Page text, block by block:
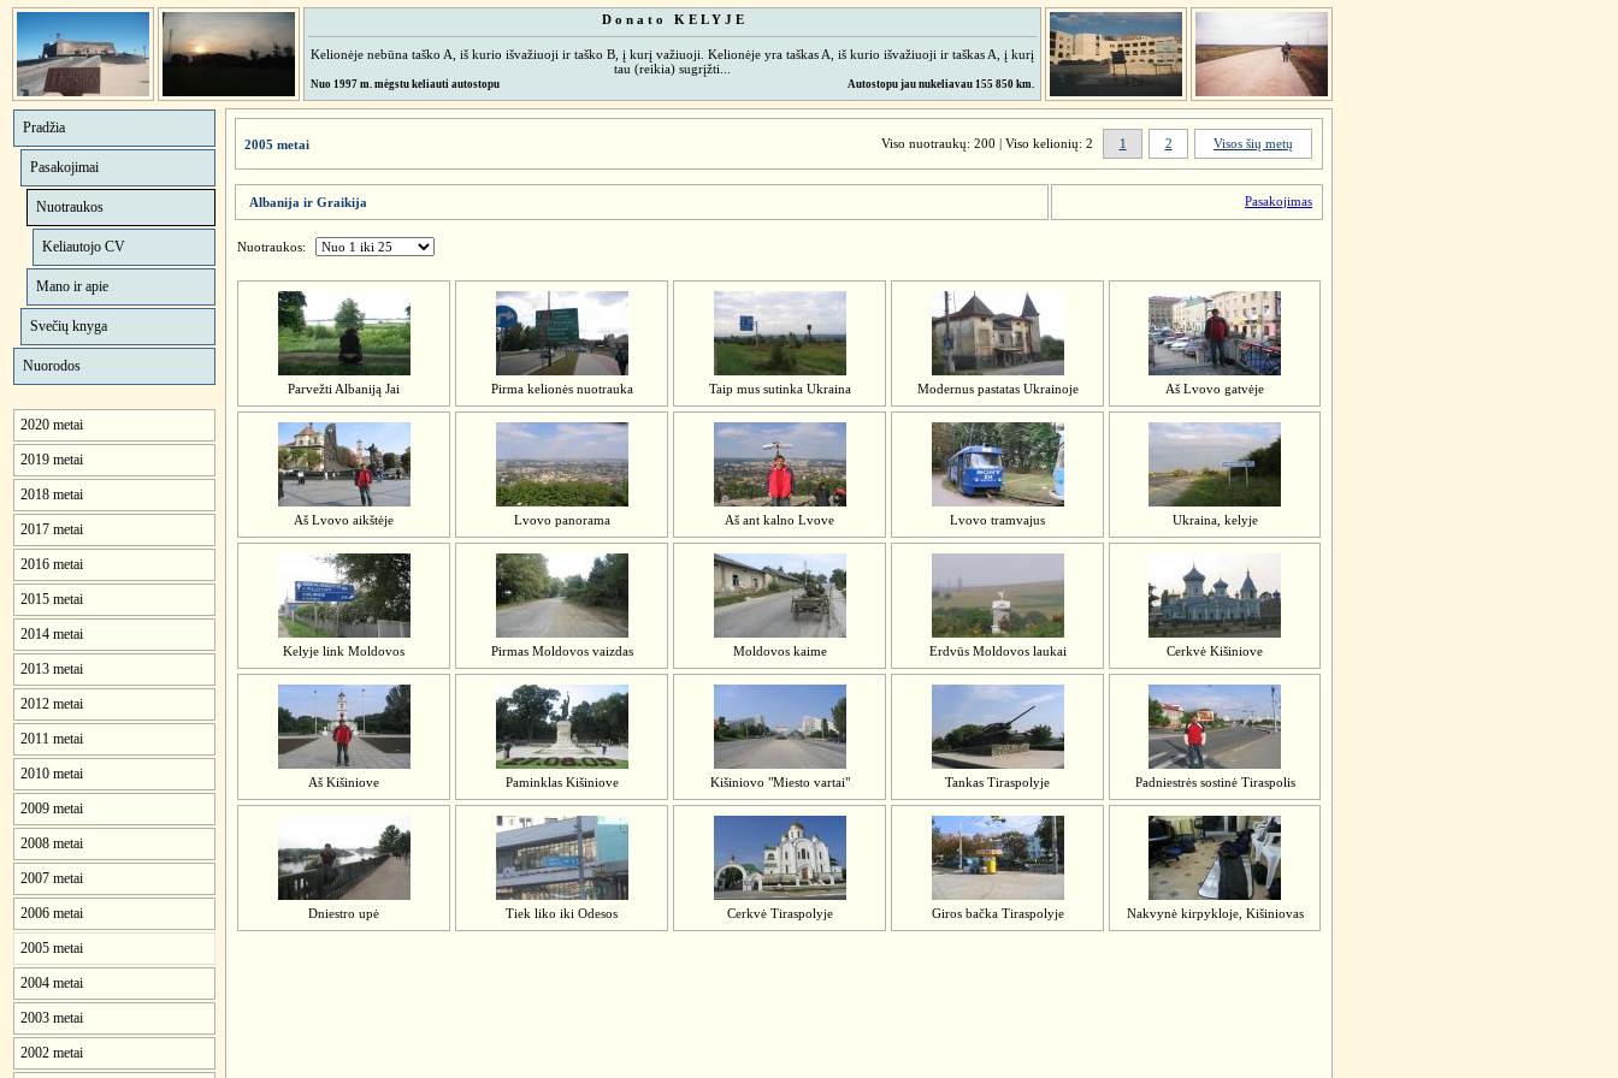
D o n a t o K E L Y J E
Kelionėje nebūna taško A, iš kurio išvažiuoji ir taško B, į kurį važiuoji. Kelionėje yra taškas A, iš kurio išvažiuoji ir taškas A, į kurį
tau (reikia) sugrįžti...
Nuo 1997 m. mėgstu keliauti autostopu Autostopu jau nukeliavau 155 850 km.
Pradžia
Pasakojimai
Nuotraukos
Keliautojo CV
Mano ir apie
Svečių knyga
Nuorodos
2020 metai
2019 metai
2018 metai
2017 metai
2016 metai
2015 metai
2014 metai
2013 metai
2012 metai
2011 metai
2010 metai
2009 metai
2008 metai
2007 metai
2006 metai
2005 metai
2004 metai
2003 metai
2002 metai
2005 metai Viso nuotraukų: 200 | Viso kelionių: 2 1 2 Visos šių metų
Albanija ir Graikija Pasakojimas
Nuotraukos:
Parvežti Albaniją Jai Pirma kelionės nuotrauka Taip mus sutinka Ukraina Modernus pastatas Ukrainoje Aš Lvovo gatvėje
Aš Lvovo aikštėje Lvovo panorama Aš ant kalno Lvove Lvovo tramvajus Ukraina, kelyje
Kelyje link Moldovos Pirmas Moldovos vaizdas Moldovos kaime Erdvūs Moldovos laukai Cerkvė Kišiniove
Aš Kišiniove Paminklas Kišiniove Kišiniovo "Miesto vartai" Tankas Tiraspolyje Padniestrės sostinė Tiraspolis
Dniestro upė Tiek liko iki Odesos Cerkvė Tiraspolyje Giros bačka Tiraspolyje Nakvynė kirpykloje, Kišiniovas